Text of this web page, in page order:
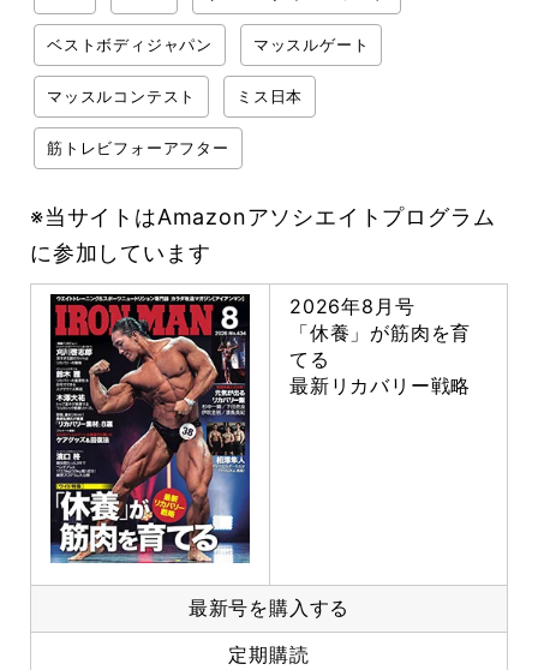
ベストボディジャパン マッスルゲート
マッスルコンテスト ミス日本
筋トレビフォーアフター
※当サイトはAmazonアソシエイトプログラム
に参加しています
2026年8月号
「休養」が筋肉を育
てる
最新リカバリー戦略
最新号を購入する
定期購読